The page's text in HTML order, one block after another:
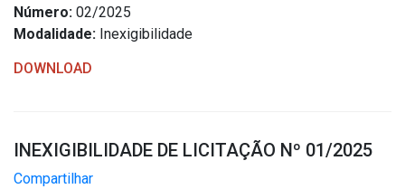
Número: 02/2025
Modalidade: Inexigibilidade
DOWNLOAD
INEXIGIBILIDADE DE LICITAÇÃO Nº 01/2025
Compartilhar